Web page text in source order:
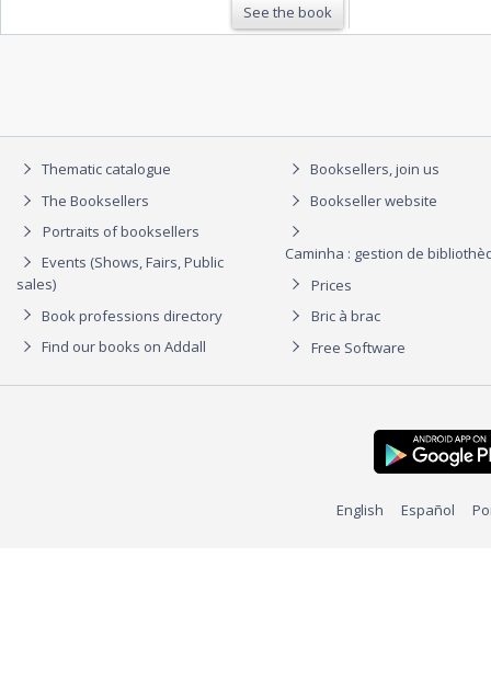
See the book
Thematic catalogue
The Booksellers
Portraits of booksellers
Events (Shows, Fairs, Public
sales)
Book professions directory
Find our books on Addall
Booksellers, join us
Bookseller website
Caminha : gestion de
Prices
Bric à brac
Free Software
English Español